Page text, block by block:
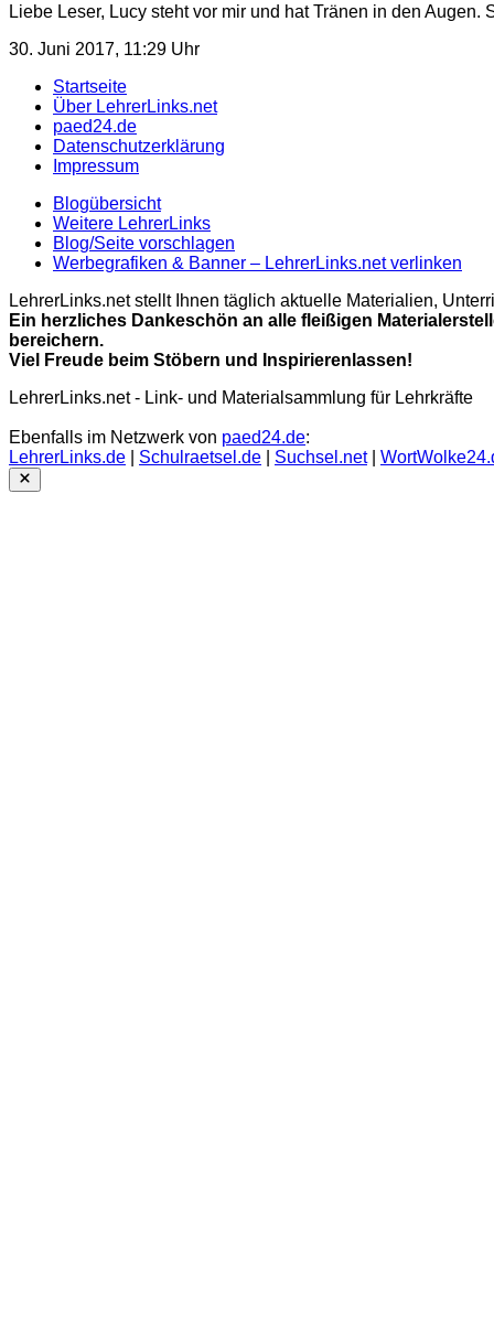
Liebe Leser, Lucy steht vor mir und hat Tränen in den
30. Juni 2017, 11:29 Uhr
Startseite
Über LehrerLinks.net
paed24.de
Datenschutzerklärung
Impressum
Blogübersicht
Weitere LehrerLinks
Blog/Seite vorschlagen
Werbegrafiken & Banner – LehrerLinks.net verlinken
LehrerLinks.net stellt Ihnen täglich aktuelle Materialien,
Ein herzliches Dankeschön an alle fleißigen
bereichern.
Viel Freude beim Stöbern und Inspirierenlassen!
LehrerLinks.net - Link- und Materialsammlung für Lehrkräfte
Ebenfalls im Netzwerk von paed24.de:
LehrerLinks.de
Schulraetsel.de Suchsel.net|
Close